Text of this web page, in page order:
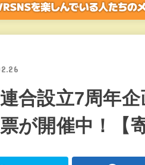
合設立7周年
が開催中！【寄